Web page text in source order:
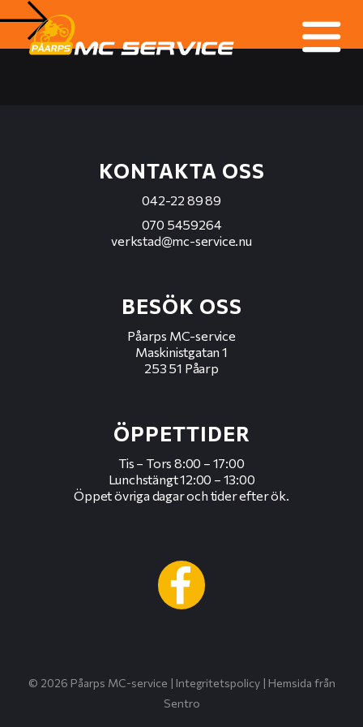
KONTAKTA OSS
042-22 89 89
070 5459264
verkstad@mc-service.nu
BESÖK OSS
Påarps MC-service
Maskinistgatan 1
253 51 Påarp
ÖPPETTIDER
Tis – Tors 8:00 – 17:00
Lunchstängt 12:00 – 13:00
Öppet övriga dagar och tider efter ök.
© 2026 Påarps MC-service | Integritetspolicy| Hemsida från
Sentro